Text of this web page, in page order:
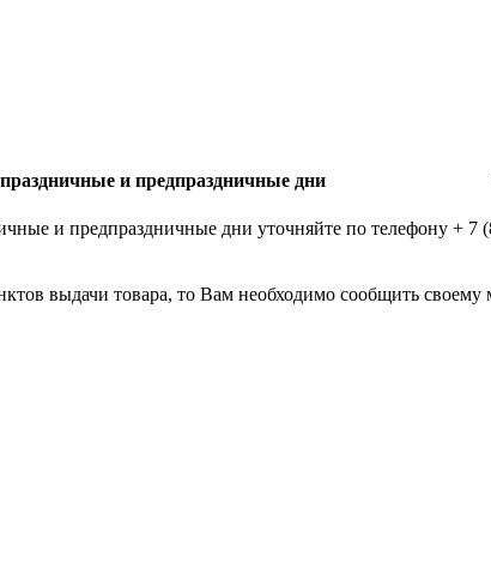
и предпраздничные дни
и предпраздничные дни уточняйте по телефону + 7
выдачи товара, то Вам необходимо сообщить